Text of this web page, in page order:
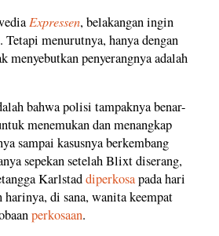
Expressen, belakangan ingin
menurutnya, hanya dengan
menyebutkan penyerangnya adalah
bahwa polisi tampaknya benar-
menemukan dan menangkap
sampai kasusnya berkembang
sepekan setelah Blixt diserang,
Karlstaddiperkosapada hari
harinya, di sana, wanita keempat
perkosaan.